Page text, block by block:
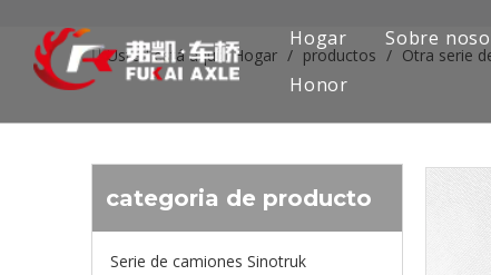
Hogar Sobre
Honor
Usted está aquí: Hogar / productos / Otra serie
categoria de producto
Serie de camiones Sinotruk